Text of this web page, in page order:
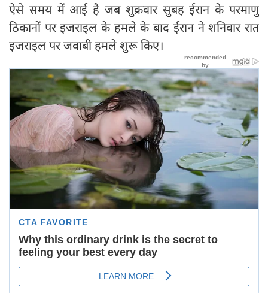
ऐसे समय में आई है जब शुक्रवार सुबह ईरान के परमाणु
ठिकानों पर इजराइल के हमले के बाद ईरान ने शनिवार रात
इजराइल पर जवाबी हमले शुरू किए।